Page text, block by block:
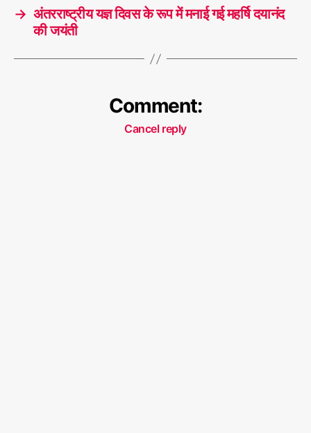
→ अंतरराष्ट्रीय यज्ञ दिवस के रूप में मनाई गई महर्षि दयानंद
की जयंती
Comment:
Cancel reply